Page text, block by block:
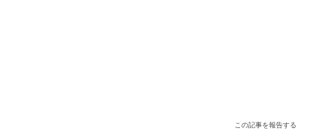
この記事を報告する